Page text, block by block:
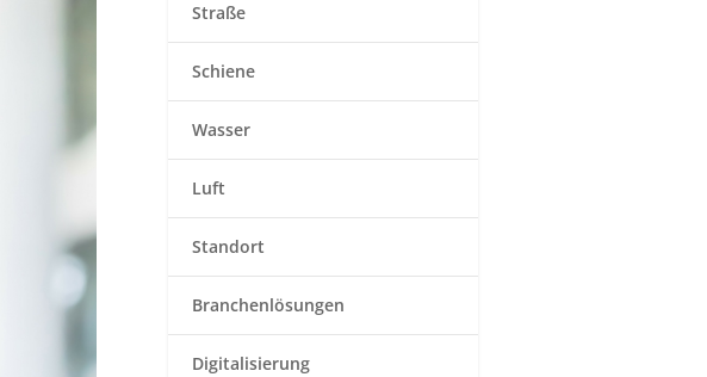
Straße
Schiene
Wasser
Luft
Standort
Branchenlösungen
Digitalisierung